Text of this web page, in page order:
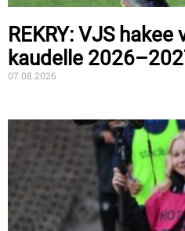
REKRY: VJS
kaudelle
07.08.2026